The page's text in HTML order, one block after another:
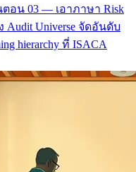
อน 03 — เอาภาษา Risk
Audit Universe จัดอันดับ
hierarchy ที่ ISACA